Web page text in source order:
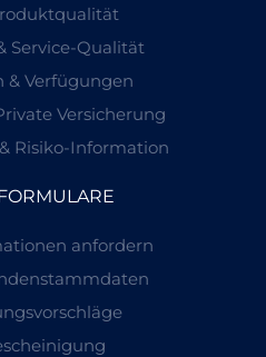
Service-Qualität
& Verfügungen
Versicherung
Risiko-Information
anfordern